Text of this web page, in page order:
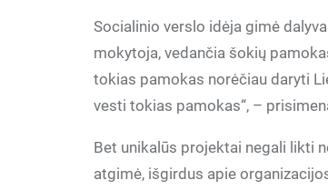
Socialinio verslo idėja gimė
mokytoja, vedančia šokių
tokias pamokas norėčiau daryti
vesti tokias pamokas“, –
Bet unikalūs projektai negali likti
atgimė, išgirdus apie